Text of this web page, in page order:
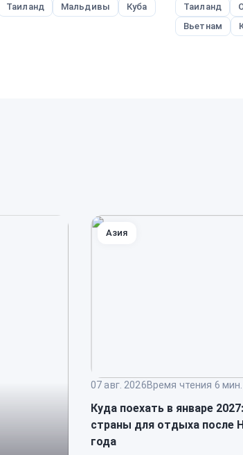
Таиланд
Мальдивы Куба
Таиланд
Вьетнам
07 авг. 2026Время чтения 6 мин.
Куда поехать в январе
страны для отдыха после
года
Азия